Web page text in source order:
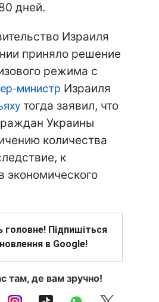
дней.
Израиля
приняло решение
режима с
министр Израиля
тогда заявил, что
Украины
количества
к
экономического
головне! Підпишіться
в Google!
там, де вам зручно!